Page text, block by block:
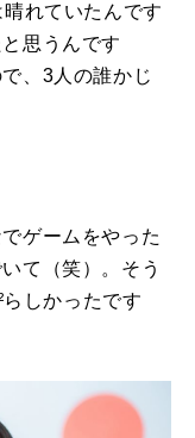
れていたんです
思うんです
、 3人の誰かじ
ゲームをやった
て（笑）。そう
らしかったです